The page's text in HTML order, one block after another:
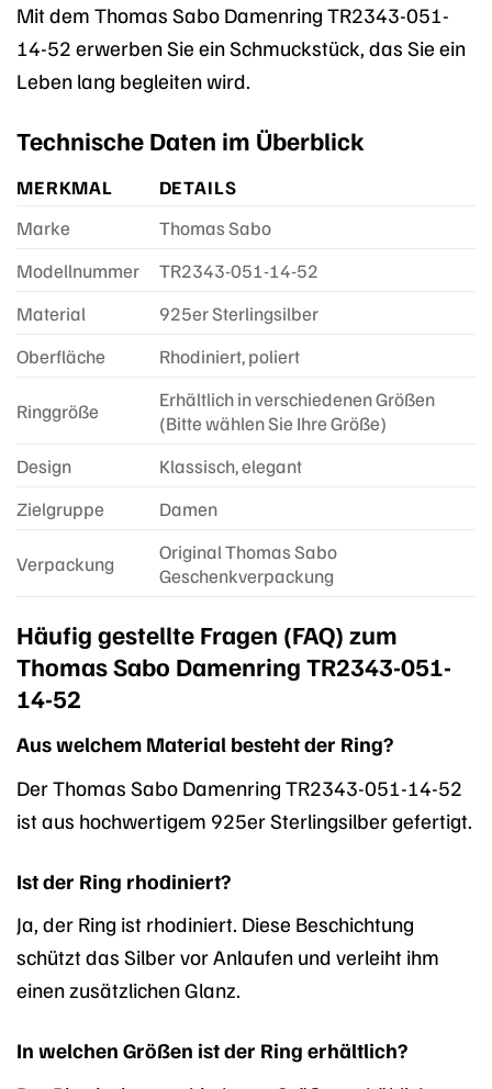
Mit dem Thomas Sabo Damenring TR2343-051-
14-52 erwerben Sie ein Schmuckstück, das Sie ein
Leben lang begleiten wird.
Technische Daten im Überblick
MERKMAL
DETAILS
Marke
Thomas Sabo
Modellnummer
TR2343-051-14-52
Material
925er Sterlingsilber
Oberfläche
Rhodiniert, poliert
Ringgröße
Erhältlich in verschiedenen Größen
(Bitte wählen Sie Ihre Größe)
Design
Klassisch, elegant
Zielgruppe
Damen
Verpackung
Original Thomas Sabo
Geschenkverpackung
Häufig gestellte Fragen (FAQ) zum
Thomas Sabo Damenring TR2343-051-
14-52
Aus welchem Material besteht der Ring?
Der Thomas Sabo Damenring TR2343-051-14-52
ist aus hochwertigem 925er Sterlingsilber gefertigt.
Ist der Ring rhodiniert?
Ja, der Ring ist rhodiniert. Diese Beschichtung
schützt das Silber vor Anlaufen und verleiht ihm
einen zusätzlichen Glanz.
In welchen Größen ist der Ring erhältlich?